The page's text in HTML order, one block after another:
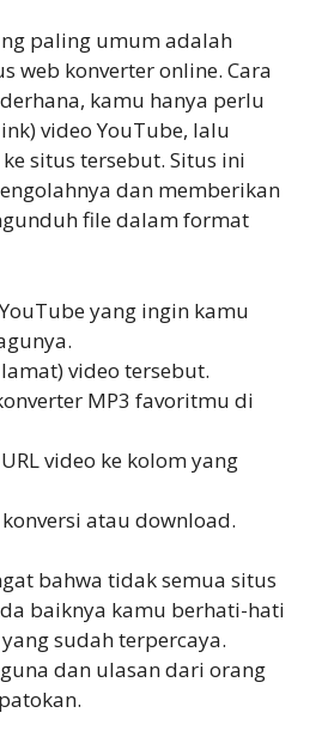
paling umum adalah
web konverter online. Cara
kamu hanya perlu
video YouTube, lalu
situs tersebut. Situs ini
dan memberikan
file dalam format
yang ingin kamu
video tersebut.
MP3 favoritmu di
video ke kolom yang
atau download.
bahwa tidak semua situs
baiknya kamu berhati-hati
sudah terpercaya.
dan ulasan dari orang